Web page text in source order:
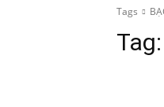
Tags
Tag: